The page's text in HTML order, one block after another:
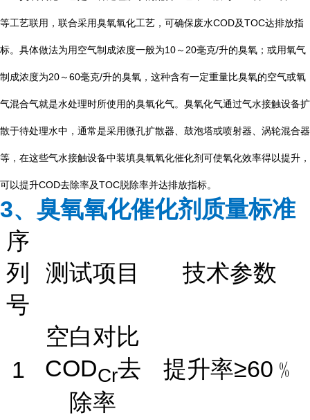
等工艺联用，联合采用臭氧氧化工艺，可确保废水COD及TOC达排放指
标。具体做法为用空气制成浓度一般为10～20毫克/升的臭氧；或用氧气
制成浓度为20～60毫克/升的臭氧，这种含有一定重量比臭氧的空气或氧
气混合气就是水处理时所使用的臭氧化气。臭氧化气通过气水接触设备扩
散于待处理水中，通常是采用微孔扩散器、鼓泡塔或喷射器、涡轮混合器
等，在这些气水接触设备中装填臭氧氧化催化剂可使氧化效率得以提升，
可以提升COD去除率及TOC脱除率并达排放指标。
3、臭氧氧化催化剂质量标准
序
列
号
测试项目 技术参数
1
空白对比
CODCr去
除率
提升率≥60﹪